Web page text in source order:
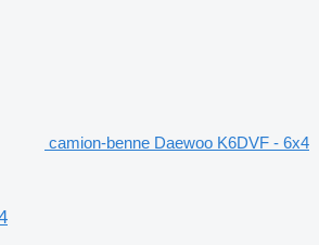
camion-benne Daewoo K6DVF - 6x4